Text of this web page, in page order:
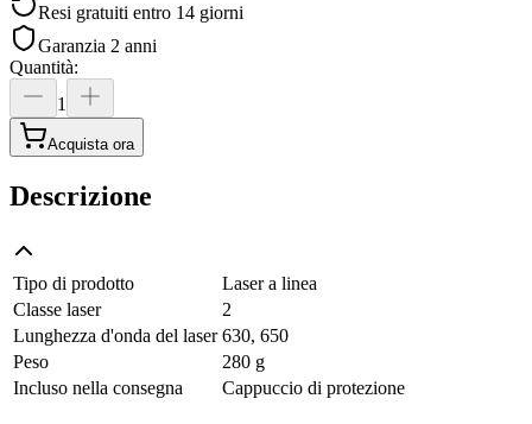
Resi gratuiti entro 14 giorni
Garanzia 2 anni
Quantità:
1
Acquista ora
Descrizione
Tipo di prodotto
Laser a linea
Classe laser
2
Lunghezza d'onda del laser 630, 650
Peso
280 g
Incluso nella consegna
Cappuccio di protezione